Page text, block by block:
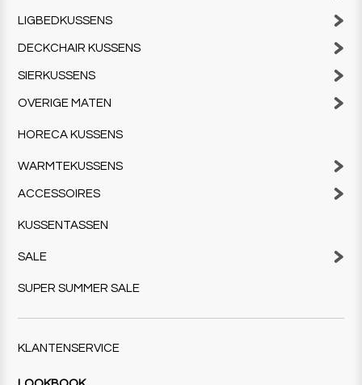
LIGBEDKUSSENS
DECKCHAIR KUSSENS
SIERKUSSENS
OVERIGE MATEN
HORECA KUSSENS
WARMTEKUSSENS
ACCESSOIRES
KUSSENTASSEN
SALE
SUPER SUMMER SALE
KLANTENSERVICE